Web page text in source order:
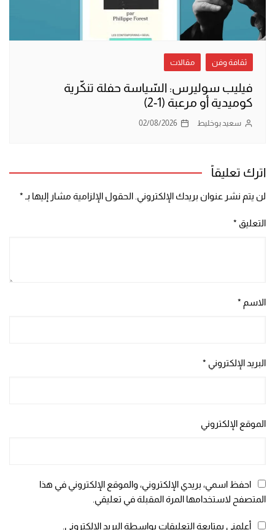
ثقافة وفن مقالات
فيليب سوليرس: السّياسة حفلة تنكّرية
كوميدية أو مرعبة (1-2)
سعيد بوخليط 02/08/2026
اترك تعليقاً
لن يتم نشر عنوان بريدك الإلكتروني. الحقول الإلزامية مشار إليها بـ *
التعليق *
الاسم *
البريد الإلكتروني *
الموقع الإلكتروني
احفظ اسمي، بريدي الإلكتروني، والموقع الإلكتروني في هذا
المتصفح لاستخدامها المرة المقبلة في تعليقي.
أعلمني بمتابعة التعليقات بواسطة البريد الإلكتروني.